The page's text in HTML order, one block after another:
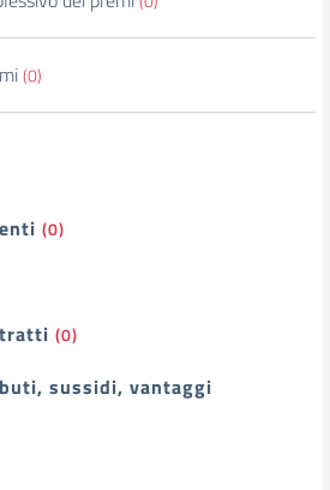
(0)
(0)
(0)
sussidi, vantaggi